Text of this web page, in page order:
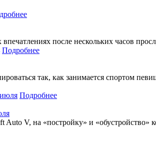
после нескольких часов
Подробнее
так, как занимается спортом
Подробнее
V, на «постройку» и